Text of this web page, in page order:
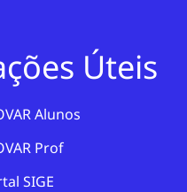
Úteis
Alunos
Prof
SIGE